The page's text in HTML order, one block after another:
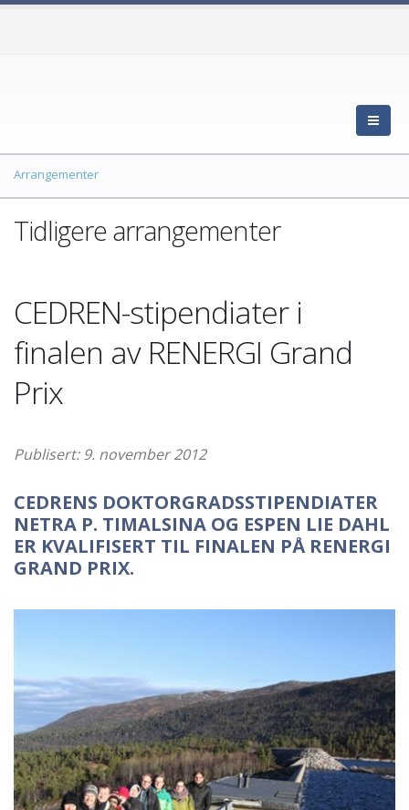
Arrangementer
Tidligere arrangementer
CEDREN-stipendiater i
finalen av RENERGI Grand
Prix
Publisert: 9. november 2012
CEDRENS DOKTORGRADSSTIPENDIATER
NETRA P. TIMALSINA OG ESPEN LIE DAHL
ER KVALIFISERT TIL FINALEN PÅ RENERGI
GRAND PRIX.